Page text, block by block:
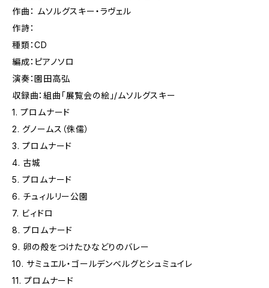
作曲： ムソルグスキー・ラヴェル
作詩：
種類：CD
編成：ピアノソロ
演奏：園田高弘
収録曲：組曲「展覧会の絵」/ムソルグスキー
1. プロムナード
2. グノームス（侏儒）
3. プロムナード
4. 古城
5. プロムナード
6. チュィルリー公園
7. ビィドロ
8. プロムナード
9. 卵の殻をつけたひなどりのバレー
10. サミュエル・ゴールデンベルグとシュミュイレ
11. プロムナード